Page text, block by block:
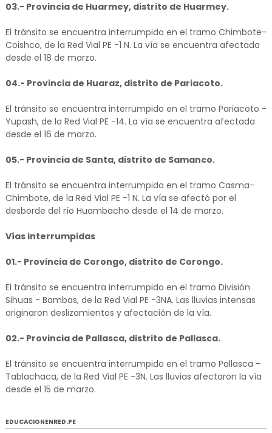
03.- Provincia de Huarmey, distrito de Huarmey.
El tránsito se encuentra interrumpido en el tramo Chimbote-
Coishco, de la Red Vial PE -1 N. La vía se encuentra afectada
desde el 18 de marzo.
04.- Provincia de Huaraz, distrito de Pariacoto.
El tránsito se encuentra interrumpido en el tramo Pariacoto -
Yupash, de la Red Vial PE -14. La vía se encuentra afectada
desde el 16 de marzo.
05.- Provincia de Santa, distrito de Samanco.
El tránsito se encuentra interrumpido en el tramo Casma-
Chimbote, de la Red Vial PE -1 N. La vía se afectó por el
desborde del río Huambacho desde el 14 de marzo.
Vías interrumpidas
01.- Provincia de Corongo, distrito de Corongo.
El tránsito se encuentra interrumpido en el tramo División
Sihuas - Bambas, de la Red Vial PE -3NA. Las lluvias intensas
originaron deslizamientos y afectación de la vía.
02.- Provincia de Pallasca, distrito de Pallasca.
El tránsito se encuentra interrumpido en el tramo Pallasca -
Tablachaca, de la Red Vial PE -3N. Las lluvias afectaron la vía
desde el 15 de marzo.
EDUCACIONENRED.PE